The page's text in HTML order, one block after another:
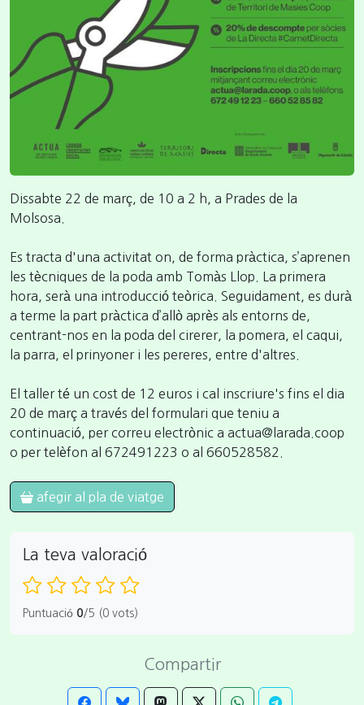
Dissabte 22 de març, de 10 a 2 h, a Prades de la
Molsosa.
Es tracta d'una activitat on, de forma pràctica, s’aprenen
les tècniques de la poda amb Tomàs Llop. La primera
hora, serà una introducció teòrica. Seguidament, es durà
a terme la part pràctica d’allò après als entorns de,
centrant-nos en la poda del cirerer, la pomera, el caqui,
la parra, el prinyoner i les pereres, entre d'altres.
El taller té un cost de 12 euros i cal inscriure's fins el dia
20 de març a través del formulari que teniu a
continuació, per correu electrònic a actua@larada.coop
o per telèfon al 672491223 o al 660528582.
afegir al pla de viatge
La teva valoració
Puntuació 0/5 (0 vots)
Compartir